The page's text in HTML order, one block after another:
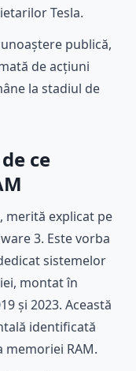
Tesla.
publică,
de acțiuni
la stadiul de
ce
merită explicat pe
3. Este vorba
sistemelor
montat în
și 2023. Această
identificată
memoriei RAM.